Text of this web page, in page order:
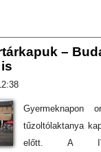
–
Gyermeknapon
tűzoltólaktanya
előtt. A IV.